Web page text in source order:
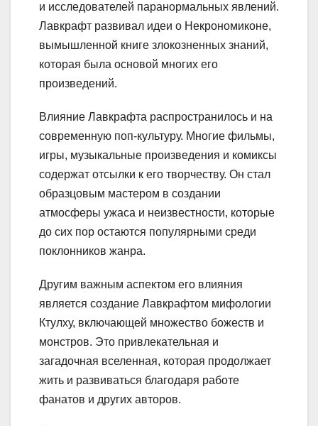
и исследователей паранормальных явлений.
Лавкрафт развивал идеи о Некрономиконе,
вымышленной книге злокозненных знаний,
которая была основой многих его
произведений.
Влияние Лавкрафта распространилось и на
современную поп-культуру. Многие фильмы,
игры, музыкальные произведения и комиксы
содержат отсылки к его творчеству. Он стал
образцовым мастером в создании
атмосферы ужаса и неизвестности, которые
до сих пор остаются популярными среди
поклонников жанра.
Другим важным аспектом его влияния
является создание Лавкрафтом мифологии
Ктулху, включающей множество божеств и
монстров. Это привлекательная и
загадочная вселенная, которая продолжает
жить и развиваться благодаря работе
фанатов и других авторов.